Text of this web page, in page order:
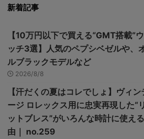
新着記事
【10万円以下で買える“GMT搭載”
ッチ3選】人気のペプシベゼルや、
ルブラックモデルなど
2026/8/8
【汗だくの夏はコレでしょ】ヴィン
ージ ロレックス用に忠実再現した“
ットブレス”がいろんな時計に使え
由｜ no.259